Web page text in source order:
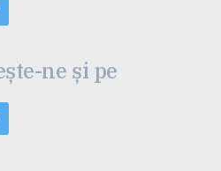
ne și pe